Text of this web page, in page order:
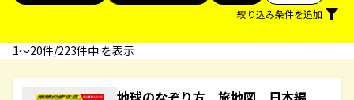
絞り込み条件を追加
1〜20件/223件中 を表示